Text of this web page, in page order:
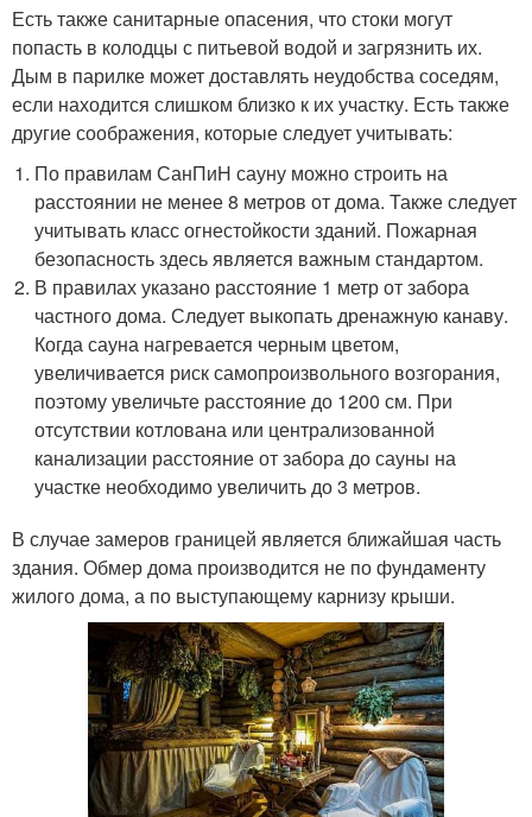
Есть также санитарные опасения, что стоки могут
попасть в колодцы с питьевой водой и загрязнить их.
Дым в парилке может доставлять неудобства соседям,
если находится слишком близко к их участку. Есть также
другие соображения, которые следует учитывать:
По правилам СанПиН сауну можно строить на
расстоянии не менее 8 метров от дома. Также следует
учитывать класс огнестойкости зданий. Пожарная
безопасность здесь является важным стандартом.
В правилах указано расстояние 1 метр от забора
частного дома. Следует выкопать дренажную канаву.
Когда сауна нагревается черным цветом,
увеличивается риск самопроизвольного возгорания,
поэтому увеличьте расстояние до 1200 см. При
отсутствии котлована или централизованной
канализации расстояние от забора до сауны на
участке необходимо увеличить до 3 метров.
В случае замеров границей является ближайшая часть
здания. Обмер дома производится не по фундаменту
жилого дома, а по выступающему карнизу крыши.